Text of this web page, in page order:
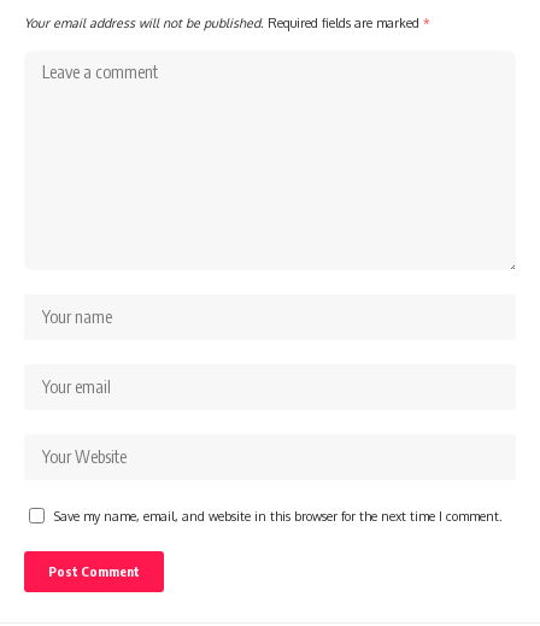
Your email address will not be published. Required fields are marked *
Save my name, email, and website in this browser for the next time I comment.